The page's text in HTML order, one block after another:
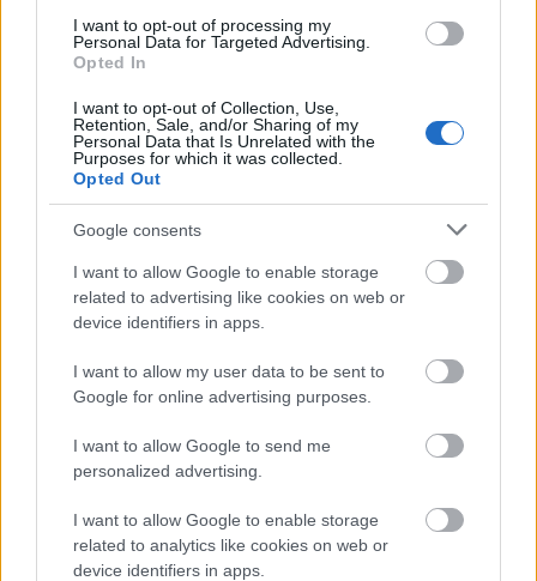
I want to opt-out of processing my
Personal Data for Targeted Advertising.
Opted In
I want to opt-out of Collection, Use,
Retention, Sale, and/or Sharing of my
Personal Data that Is Unrelated with the
Purposes for which it was collected.
Opted Out
Google consents
I want to allow Google to enable storage
related to advertising like cookies on web or
device identifiers in apps.
I want to allow my user data to be sent to
Google for online advertising purposes.
I want to allow Google to send me
personalized advertising.
I want to allow Google to enable storage
related to analytics like cookies on web or
device identifiers in apps.
BY:ARMINVFABIAN2021. MÁJ 08.
Egy járvány radikális hatással bír az addig
időkben bízva érdemes megtekinteni, hogy a
történelem folyamán milyen trendek zajlottak le a
pandémiák vagy más drámai történések után. Az
Economist nemrég megjelent cikke három fő